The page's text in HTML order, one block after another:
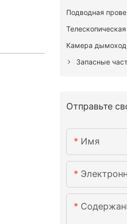
Подводная
Камера
Запасные
Отправьте
Имя